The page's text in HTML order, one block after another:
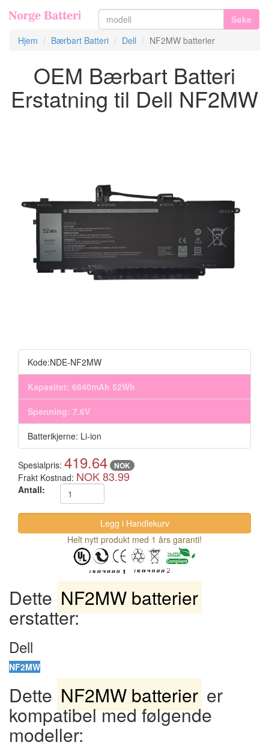
Søke
Hjem
Bærbart Batteri Dell NF2MW batterier
OEM Bærbart Batteri
Erstatning til Dell NF2MW
Kode:NDE-NF2MW
Kapasitet: 6840mAh 52Wh
Spenning: 7.6V
Batterikjerne: Li-ion
Spesialpris: 419.64 NOK
Frakt Kostnad: NOK 83.99
Antall:
Helt nytt produkt med 1 års garanti!
Dette NF2MW batterier
erstatter:
Dell
NF2MW
Dette NF2MW batterier er
kompatibel med følgende
modeller: